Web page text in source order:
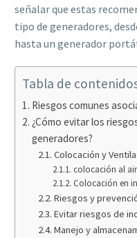
señalar que estas
tipo de generadores,
hasta un generador
Tabla de
Riesgos comunes
¿Cómo evitar los
generadores?
Colocación y
colocación al
Colocación en
Riesgos y
Evitar riesgos de
Manejo y